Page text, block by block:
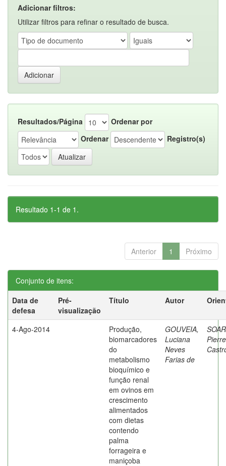
Adicionar filtros:
Utilizar filtros para refinar o resultado de busca.
Resultados/Página
Ordenar por
Ordenar
Registro(s)
Resultado 1-1 de 1.
Anterior 1 Próximo
Conjunto de itens:
Data de
defesa
Pré-
visualização
Título Autor
4-Ago-2014
Produção,
biomarcadores
do
metabolismo
bioquímico e
função renal
em ovinos em
crescimento
alimentados
com dietas
contendo
palma
forrageira e
maniçoba
GOUVEIA,
Luciana
Neves
Farias de
Pierre